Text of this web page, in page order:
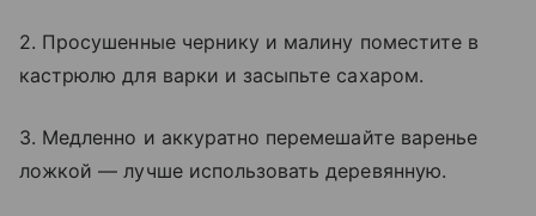
2. Просушенные чернику и малину поместите в
кастрюлю для варки и засыпьте сахаром.
3. Медленно и аккуратно перемешайте варенье
ложкой — лучше использовать деревянную.